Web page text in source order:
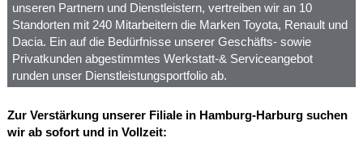
unseren Partnern und Dienstleistern, vertreiben wir an 10
Standorten mit 240 Mitarbeitern die Marken Toyota, Renault und
Dacia. Ein auf die Bedürfnisse unserer Geschäfts- sowie
Privatkunden abgestimmtes Werkstatt-& Serviceangebot
runden unser Dienstleistungsportfolio ab.
Zur Verstärkung unserer Filiale in Hamburg-Harburg suchen
wir ab sofort und in Vollzeit: